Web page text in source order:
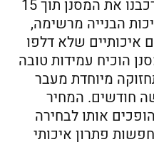
מהווה יתרון משמעותי – הרכבנו את המסנן תוך 15
הבנייה מרשימה,
איכותיים שלא דלפו
הוכיח עמידות טובה
מיוחדת מעבר
חודשים. המחיר
אותו לבחירה
פתרון איכותי